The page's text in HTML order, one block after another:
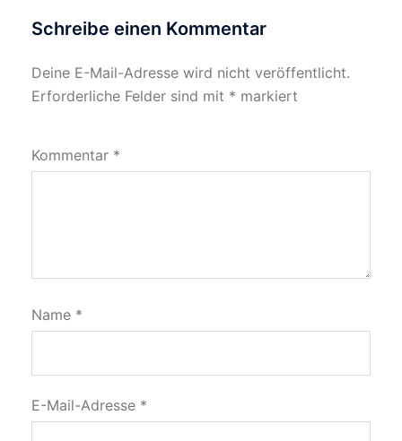
Schreibe einen Kommentar
Deine E-Mail-Adresse wird nicht veröffentlicht.
Erforderliche Felder sind mit * markiert
Kommentar *
Name *
E-Mail-Adresse *